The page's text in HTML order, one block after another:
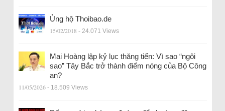
Ủng hộ Thoibao.de
15/02/2018 - 24.071 Views
Mai Hoàng lập kỷ lục thăng tiến: Vì sao “ngôi
sao” Tây Bắc trở thành điểm nóng của Bộ Công
an?
11/05/2026 - 18.509 Views